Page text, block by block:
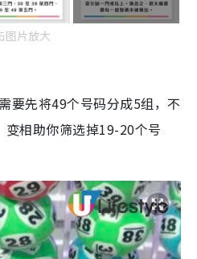
图片放大
要先将49个号码分成5组，不
相助你筛选掉19-20个号